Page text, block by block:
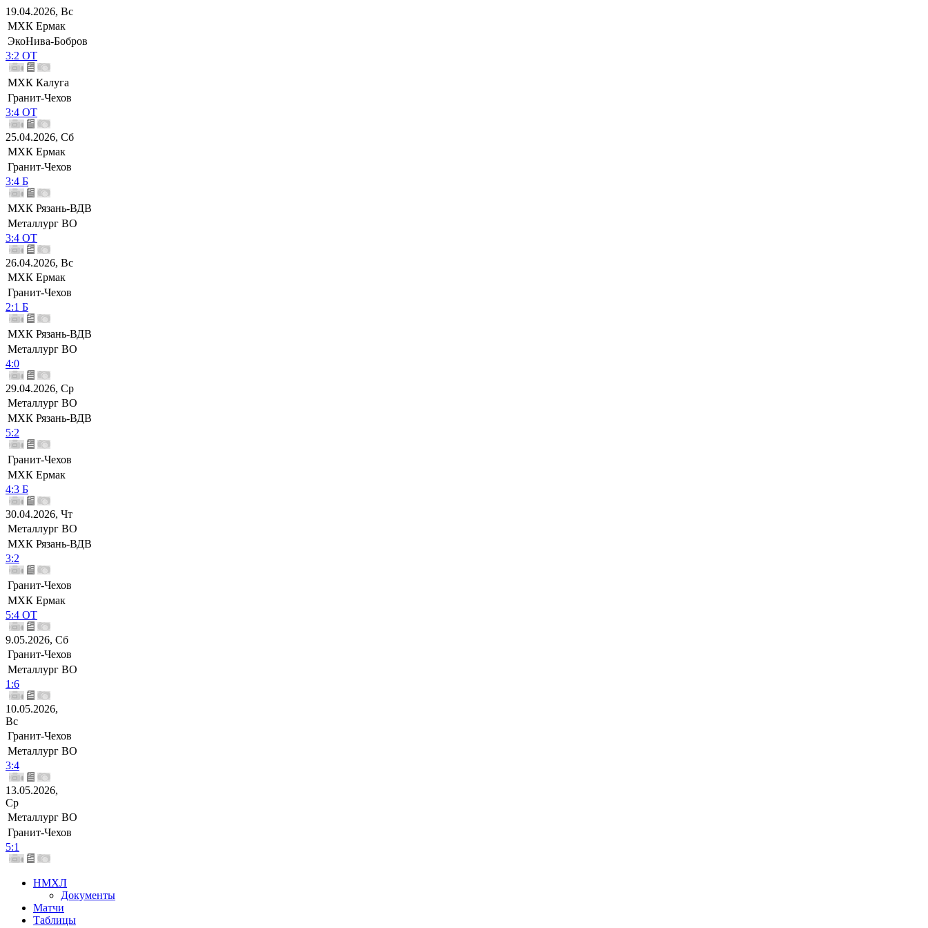
19.04.2026, Вс
МХК Ермак
ЭкоНива-Бобров
3:2 ОТ
МХК Калуга
Гранит-Чехов
3:4 ОТ
25.04.2026, Сб
МХК Ермак
Гранит-Чехов
3:4 Б
МХК Рязань-ВДВ
Металлург ВО
3:4 ОТ
26.04.2026, Вс
МХК Ермак
Гранит-Чехов
2:1 Б
МХК Рязань-ВДВ
Металлург ВО
4:0
29.04.2026, Ср
Металлург ВО
МХК Рязань-ВДВ
5:2
Гранит-Чехов
МХК Ермак
4:3 Б
30.04.2026, Чт
Металлург ВО
МХК Рязань-ВДВ
3:2
Гранит-Чехов
МХК Ермак
5:4 ОТ
9.05.2026, Сб
Гранит-Чехов
Металлург ВО
1:6
10.05.2026,
Вс
Гранит-Чехов
Металлург ВО
3:4
13.05.2026,
Ср
Металлург ВО
Гранит-Чехов
5:1
НМХЛ
Документы
Матчи
Таблицы